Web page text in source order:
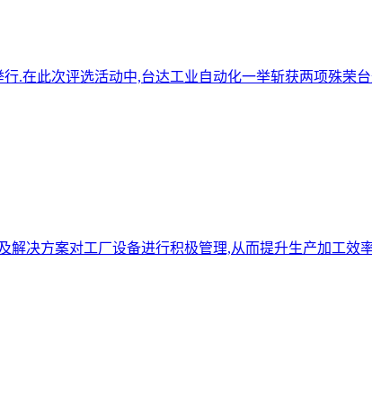
.在此次评选活动中,台达工业自动化一举斩获两项殊荣
决方案对工厂设备进行积极管理,从而提升生产加工效